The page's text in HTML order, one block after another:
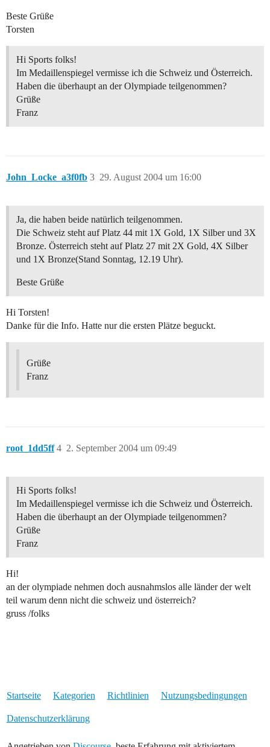
Beste Grüße
Torsten
Hi Sports folks!
Im Medaillenspiegel vermisse ich die Schweiz und Österreich.
Haben die überhaupt an der Olympiade teilgenommen?
Grüße
Franz
John_Locke_a3f0fb 29. August 2004 um 16:00
3
Ja, die haben beide natürlich teilgenommen.
Die Schweiz steht auf Platz 44 mit 1X Gold, 1X Silber und 3X
Bronze. Österreich steht auf Platz 27 mit 2X Gold, 4X Silber
und 1X Bronze(Stand Sonntag, 12.19 Uhr).
Beste Grüße
Hi Torsten!
Danke für die Info. Hatte nur die ersten Plätze beguckt.
Grüße
Franz
root_1dd5ff 2. September 2004 um 09:49
4
Hi Sports folks!
Im Medaillenspiegel vermisse ich die Schweiz und Österreich.
Haben die überhaupt an der Olympiade teilgenommen?
Grüße
Franz
Hi!
an der olympiade nehmen doch ausnahmslos alle länder der welt
teil warum denn nicht die schweiz und österreich?
gruss /folks
Startseite Kategorien Richtlinien Nutzungsbedingungen
Datenschutzerklärung